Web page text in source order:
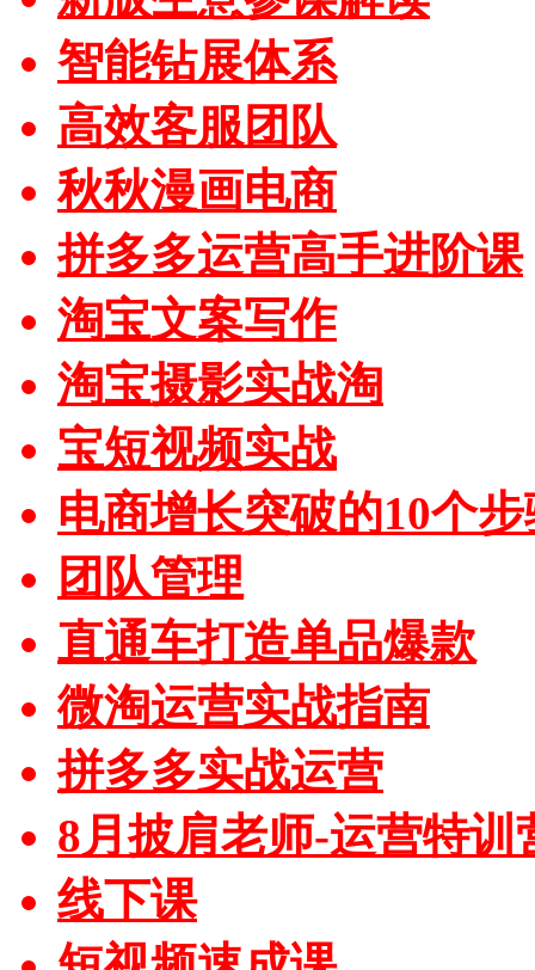
智能钻展体系
高效客服团队
秋秋漫画电商
拼多多运营高手进阶课
淘宝文案写作
淘宝摄影实战淘
宝短视频实战
电商增长突破的10个
团队管理
直通车打造单品爆款
微淘运营实战指南
拼多多实战运营
8月披肩老师-运营特训
线下课